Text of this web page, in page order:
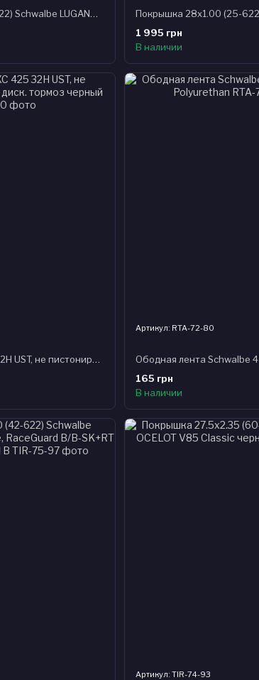
Покрышка 28x1.10 (28-622) Schwalbe LUGANO II K-Guard HS471 B/B-SK SiC
1 995 грн
В наличии
Обод 29" Mavic XC 425 32H UST, не пистонированный, под диск. тормоз черный
Артикул: RTA-72-80
165 грн
В наличии
Артикул: TIR-74-93